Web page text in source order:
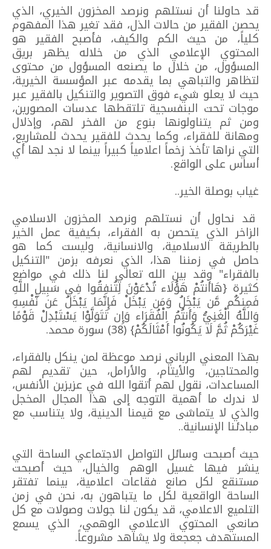
قد حاولنا أن نستلهم ونرصد المخزون الخيري، الذي
يحصن الفقير من حالات الذل، فقد تغير هذا المفهوم
كلياً، من حيث الكم والكيف، فأصبح الفقير هو
المحتوي الإعلامي الذي من خلاله يظهر بريق
المسؤول، من خلال ما يصنعه المسؤول من محتوى
لتظاهر والتباهي بما يقدمه عبر المؤسسة الخيرية،
حيث لا يعلو شيء فوق التصوير والتنكيل بالفقير عبر
موجات تحت البنفسجية تلتقطها عدسات المصورين،
ومن ثم يتناولونها بنوع من الفخر لهم، وإذلال
ومهانة للفقراء، وكما يحدث للفقير يحدث للمشاريع،
التي نراها تأخذ زخماً اعلامياً كبيراً بينما لا نجد لها أي
أساس على الواقع.
غياب بوصلة الخير..
قد نحاول أن نستلهم ونرصد المخزون الاسلامي
الزاخر الذي يتحصن به الفقراء، بكيفية عمل الخير
بالطريقة الاسلامية، والانسانية، وليست كما هو
حاصل في زمننا هذا، الذي نعرفه بزمن "التنكيل
بالفقراء" وقد بين الله تعالي لنا ذلك في مواضع
كثيرة {هَاأَنتُمْ هَؤُلَاء تُدْعَوْنَ لِتُنفِقُوا فِي سَبِيلِ اللَّهِ
فَمِنكُم مَّن يَبْخَلُ وَمَن يَبْخَلْ فَإِنَّمَا يَبْخَلُ عَن نَّفْسِهِ
وَاللَّهُ الْغَنِيُّ وَأَنتُمُ الْفُقَرَاء وَإِن تَتَوَلَّوْا يَسْتَبْدِلْ قَوْمًا
غَيْرَكُمْ ثُمَّ لَا يَكُونُوا أَمْثَالَكُمْ} (38) سورة محمد.
بهذا المعني الرباني نرصد موعظة لمن ينكل بالفقراء،
والمحتاجين، والأيتام، والأرامل، حين تقديم لهم
المساعدات، نقول لهم أتقوا الله في عزيزين الأنفس،
لا ندرك ما أهمية التوجه إلى هذا المجال المخجل
والذي لا يتماشى مع قيمنا الدينية، ولا يتناسب مع
مبادئنا الإنسانية..
حيث أصبحت وسائل التواصل الاجتماعي الساحة التي
ينشر فيها غسيل الوهم والخيال، حيث أصبحت
مستنقع لكل صانع فقاعات اعلامية، بينما تفتقر
الساحة الواقعية لكل ما يتباهون به، نحن في زمن
التلميع الاعلامي، قد يكون لنا جولات وصولات مع كل
صانعي المحتوي الاعلامي الوهمي، الذي يسمع
المستهدف جعجعة ولا يشاهد مشروعاً.